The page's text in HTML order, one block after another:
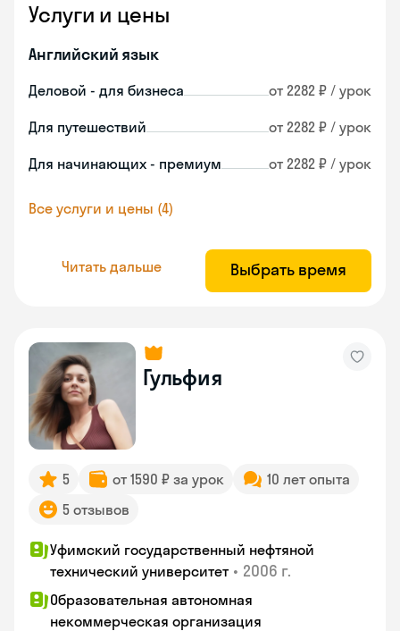
Услуги и цены
Английский язык
Деловой - для бизнеса от 2282 ₽ / урок
Для путешествий от 2282 ₽ / урок
Для начинающих - премиум от 2282 ₽ / урок
Все услуги и цены (4)
Читать дальше Выбрать время
Гульфия
5 от 1590 ₽ за урок
10 лет опыта
5 отзывов
Уфимский государственный нефтяной
технический университет • 2006 г.
Образовательная автономная
некоммерческая организация